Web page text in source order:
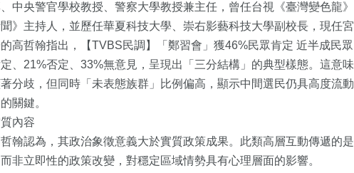
中央警官學校教授、警察大學教授兼主任，曾任台視《臺灣變色龍》
》主持人，並歷任華夏科技大學、崇右影藝科技大學副校長，現任宮
高哲翰指出，【TVBS民調】「鄭習會」獲46%民眾肯定 近半成民眾
、21%否定、33%無意見，呈現出「三分結構」的典型樣態。這意味
分歧，但同時「未表態族群」比例偏高，顯示中間選民仍具高度流動
關鍵。
內容
翰認為，其政治象徵意義大於實質政策成果。此類高層互動傳遞的是
非立即性的政策改變，對穩定區域情勢具有心理層面的影響。